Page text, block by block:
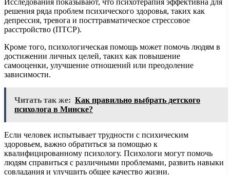
Исследования показывают, что психотерапия эффективна для
решения ряда проблем психического здоровья, таких как
депрессия, тревога и посттравматическое стрессовое
расстройство (ПТСР).
Кроме того, психологическая помощь может помочь людям в
достижении личных целей, таких как повышение
самооценки, улучшение отношений или преодоление
зависимости.
Читать так же: Как правильно выбрать детского
психолога в Минске?
Если человек испытывает трудности с психическим
здоровьем, важно обратиться за помощью к
квалифицированному психологу. Психологи могут помочь
людям справиться с различными проблемами, развить навыки
совладания и улучшить общее качество жизни.